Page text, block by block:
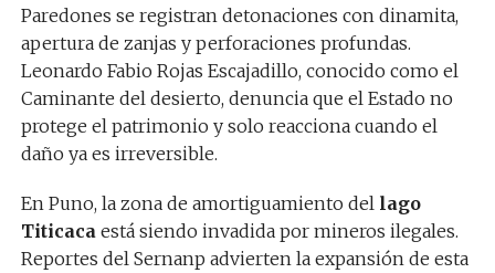
Paredones se registran detonaciones con dinamita,
apertura de zanjas y perforaciones profundas.
Leonardo Fabio Rojas Escajadillo, conocido como el
Caminante del desierto, denuncia que el Estado no
protege el patrimonio y solo reacciona cuando el
daño ya es irreversible.
En Puno, la zona de amortiguamiento del lago
Titicaca está siendo invadida por mineros ilegales.
Reportes del Sernanp advierten la expansión de esta